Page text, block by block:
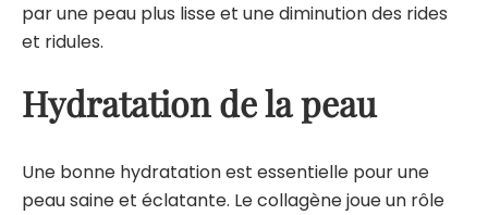
par une peau plus lisse et une diminution des rides
et ridules.
Hydratation de la peau
Une bonne hydratation est essentielle pour une
peau saine et éclatante. Le collagène joue un rôle